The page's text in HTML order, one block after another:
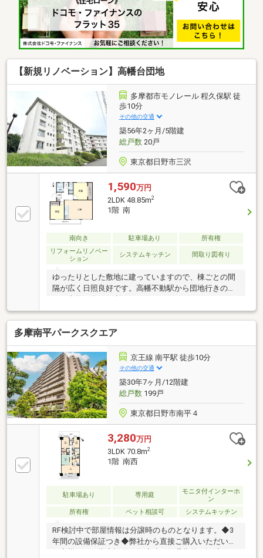
【新規リノベーション】高幡台団地
多摩都市モノレール 程久保駅 徒
歩10分
その他の交通
築56年2ヶ月/5階建
総戸数20戸
東京都日野市三沢
1,590万円
2LDK 48.85m2
1階 南
南向き 駐車場あり
所有権
リフォームリノベー
ション
システムキッチン 間取り図有り
ゆったりとした敷地に建っていますので、棟ごとの間
隔が広く日照良好です。高幡不動駅から団地行きのバ
多摩南平パークスクエア
京王線 南平駅 徒歩10分
その他の交通
築30年7ヶ月/12階建
総戸数199戸
東京都日野市南平４
3,280万円
3LDK 70.8m2
1階 南西
駐車場あり 専用庭
モニタ付インターホ
ン
所有権
ペット相談可 システムキッチン
RF検討中で部屋情報は分譲時のものとなります。◆3
年間の設備保証つき◆弊社から直接ご購入いただいた